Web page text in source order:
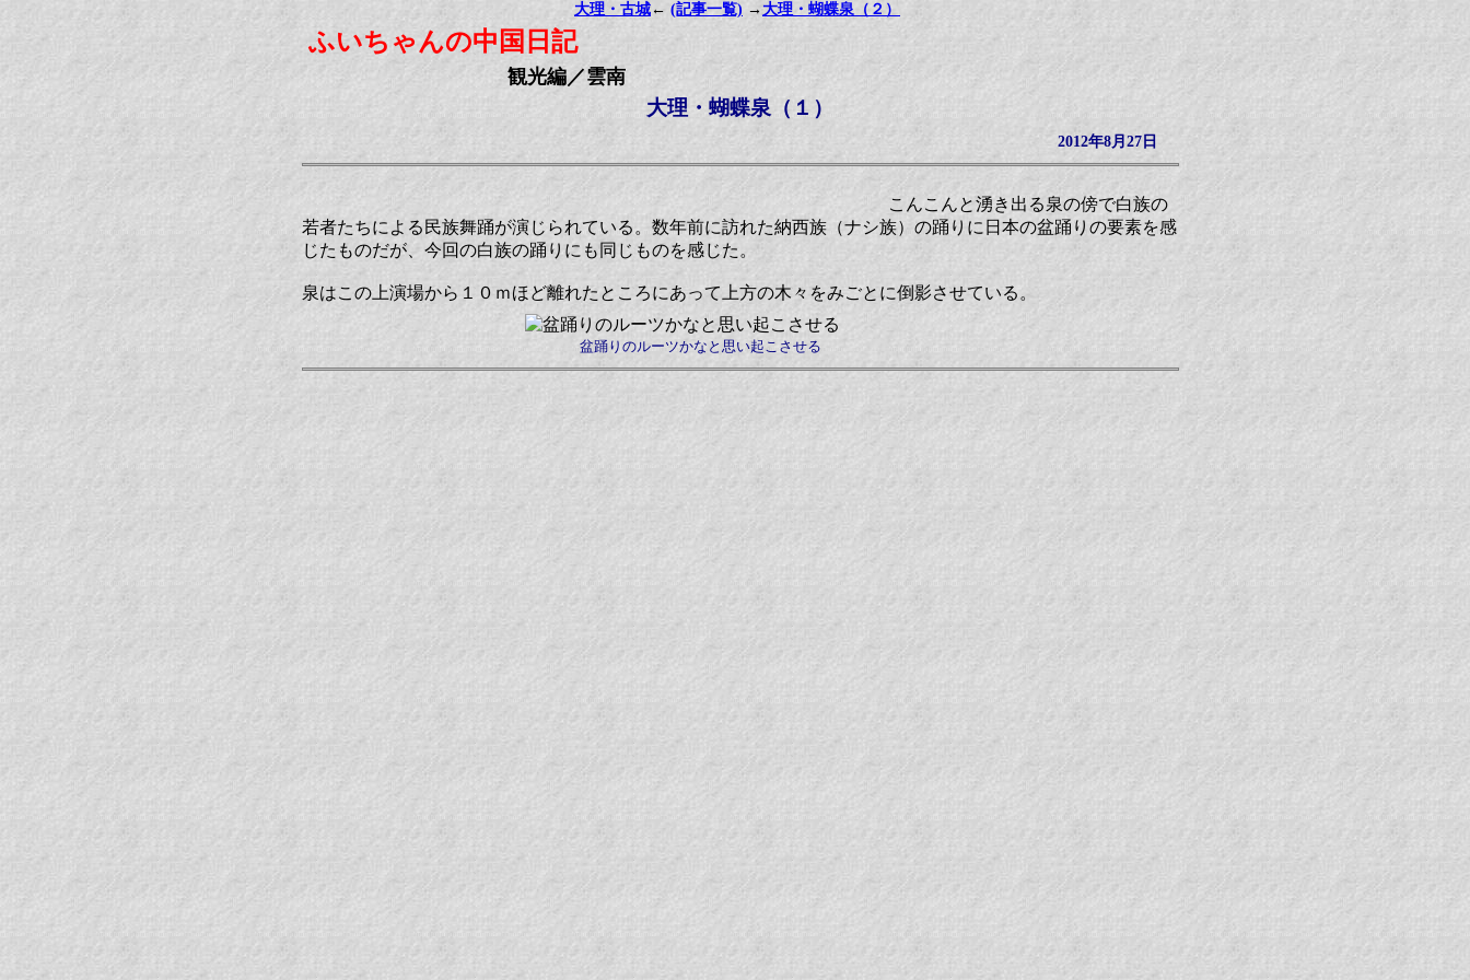
大理・古城 ← (記事一覧) → 大理・蝴蝶泉（２）
ふいちゃんの中国日記
観光編／雲南
大理・蝴蝶泉（１）
2012年8月27日
こんこんと湧き出る泉の傍で白族の
若者たちによる民族舞踊が演じられている。数年前に訪れた納西族（ナシ族）の踊りに日本の盆踊りの要素を感
じたものだが、今回の白族の踊りにも同じものを感じた。
泉はこの上演場から１０ｍほど離れたところにあって上方の木々をみごとに倒影させている。
盆踊りのルーツかなと思い起こさせる